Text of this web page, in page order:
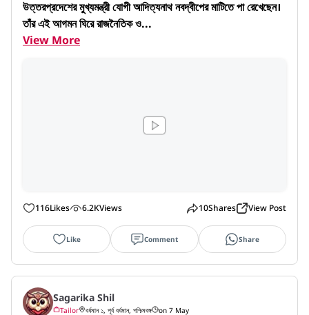
উত্তরপ্রদেশের মুখ্যমন্ত্রী যোগী আদিত্যনাথ নবদ্বীপের মাটিতে পা রেখেছেন।
তাঁর এই আগমন ঘিরে রাজনৈতিক ও...
View More
116Likes 6.2KViews 10Shares View Post
Like Comment Share
Sagarika Shil
Tailor বর্ধমান ১, পূর্ব বর্ধমান, পশ্চিমবঙ্গ on 7 May